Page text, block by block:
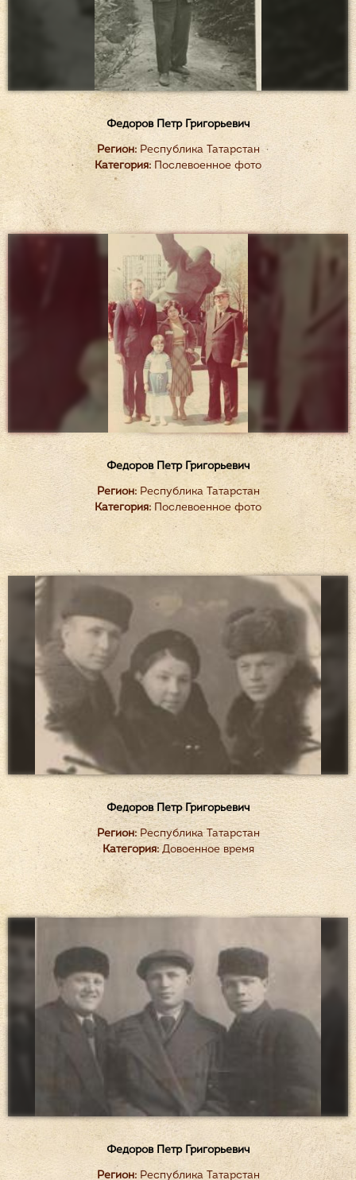
Федоров Петр Григорьевич
Регион:Республика Татарстан
Категория: Послевоенное фото
Федоров Петр Григорьевич
Регион:Республика Татарстан
Категория: Послевоенное фото
Федоров Петр Григорьевич
Регион:Республика Татарстан
Категория:Довоенное время
Федоров Петр Григорьевич
Регион:Республика Татарстан